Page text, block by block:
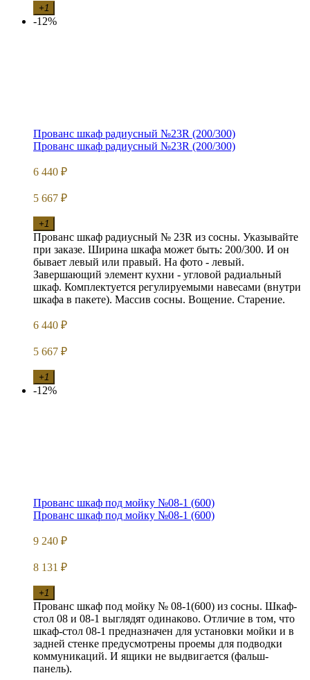
+1
-12%
Прованс шкаф радиусный №23R (200/300)
Прованс шкаф радиусный №23R (200/300)
6 440 ₽
5 667 ₽
+1
Прованс шкаф радиусный № 23R из сосны. Указывайте
при заказе. Ширина шкафа может быть: 200/300. И он
бывает левый или правый. На фото - левый.
Завершающий элемент кухни - угловой радиальный
шкаф. Комплектуется регулируемыми навесами (внутри
шкафа в пакете). Массив сосны. Вощение. Старение.
6 440 ₽
5 667 ₽
+1
-12%
Прованс шкаф под мойку №08-1 (600)
Прованс шкаф под мойку №08-1 (600)
9 240 ₽
8 131 ₽
+1
Прованс шкаф под мойку № 08-1(600) из сосны. Шкаф-
стол 08 и 08-1 выглядят одинаково. Отличие в том, что
шкаф-стол 08-1 предназначен для установки мойки и в
задней стенке предусмотрены проемы для подводки
коммуникаций. И ящики не выдвигается (фальш-
панель).